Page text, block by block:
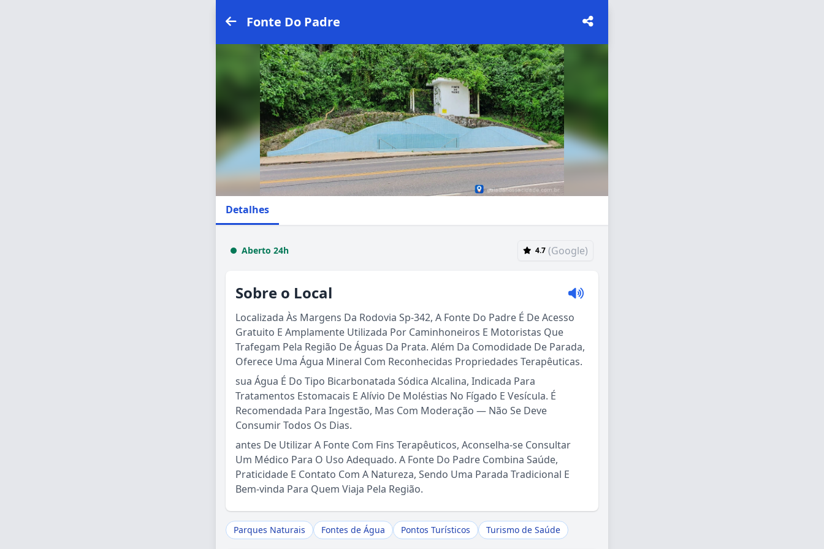
Fonte Do Padre
Detalhes
Aberto 24h 4.7 (Google)
Sobre o Local
Localizada Às Margens Da Rodovia Sp-342, A Fonte Do Padre É De Acesso
Gratuito E Amplamente Utilizada Por Caminhoneiros E Motoristas Que
Trafegam Pela Região De Águas Da Prata. Além Da Comodidade De Parada,
Oferece Uma Água Mineral Com Reconhecidas Propriedades Terapêuticas.
sua Água É Do Tipo Bicarbonatada Sódica Alcalina, Indicada Para
Tratamentos Estomacais E Alívio De Moléstias No Fígado E Vesícula. É
Recomendada Para Ingestão, Mas Com Moderação — Não Se Deve
Consumir Todos Os Dias.
antes De Utilizar A Fonte Com Fins Terapêuticos, Aconselha-se Consultar
Um Médico Para O Uso Adequado. A Fonte Do Padre Combina Saúde,
Praticidade E Contato Com A Natureza, Sendo Uma Parada Tradicional E
Bem-vinda Para Quem Viaja Pela Região.
Parques Naturais Fontes de Água Pontos Turísticos Turismo de Saúde
Sou Turista em Águas da Prata
Sou Morador